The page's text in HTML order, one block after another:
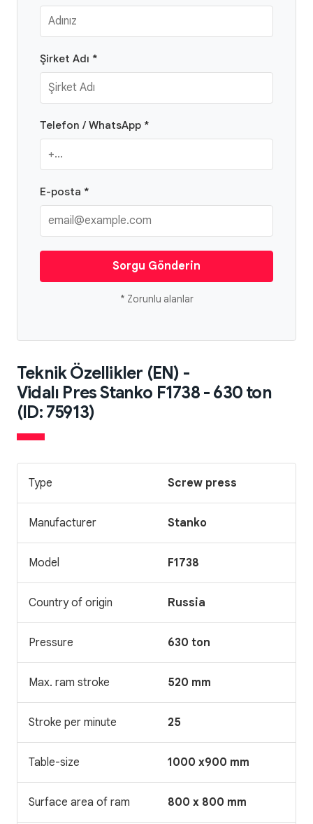
Şirket Adı *
Telefon / WhatsApp *
E-posta *
Sorgu Gönderin
* Zorunlu alanlar
Teknik Özellikler (EN) -
Vidalı Pres Stanko F1738 - 630 ton
(ID: 75913)
Type Screw press
Manufacturer Stanko
Model F1738
Country of origin Russia
Pressure 630 ton
Max. ram stroke 520 mm
Stroke per minute 25
Table-size 1000 x900 mm
Surface area of ram 800 x 800 mm